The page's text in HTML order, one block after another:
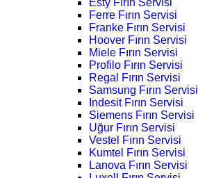
Ferre Fırın Servisi
Franke Fırın Servisi
Hoover Fırın Servisi
Miele Fırın Servisi
Profilo Fırın Servisi
Regal Fırın Servisi
Samsung Fırın Servisi
Indesit Fırın Servisi
Siemens Fırın Servisi
Uğur Fırın Servisi
Vestel Fırın Servisi
Kumtel Fırın Servisi
Lanova Fırın Servisi